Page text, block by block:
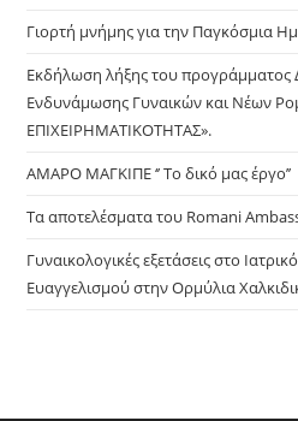
Γιορτή μνήμης για την Παγκόσμια
Εκδήλωση λήξης του προγράμματος
Ενδυνάμωσης Γυναικών και Νέων
ΕΠΙΧΕΙΡΗΜΑΤΙΚΟΤΗΤΑΣ».
ΑΜΑΡΟ ΜΑΓΚΙΠΕ ‘’ Το δικό μας έργο’’
Τα αποτελέσματα του Romani
Γυναικολογικές εξετάσεις στο
Ευαγγελισμού στην Ορμύλια